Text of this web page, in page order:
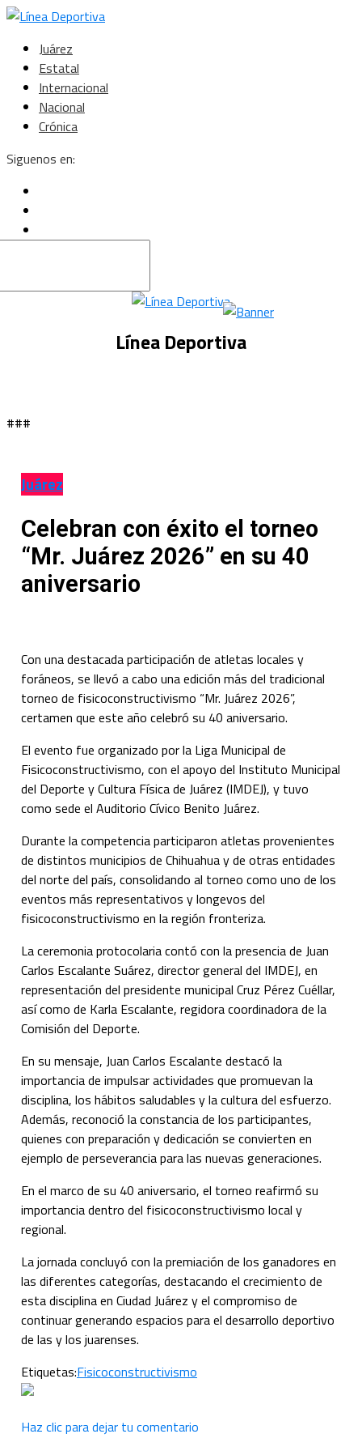
Juárez
Estatal
Internacional
Nacional
Crónica
Siguenos en:
Línea Deportiva
###
Juárez
Celebran con éxito el torneo
“Mr. Juárez 2026” en su 40
aniversario
Con una destacada participación de atletas locales y
foráneos, se llevó a cabo una edición más del tradicional
torneo de fisicoconstructivismo “Mr. Juárez 2026”,
certamen que este año celebró su 40 aniversario.
El evento fue organizado por la Liga Municipal de
Fisicoconstructivismo, con el apoyo del Instituto Municipal
del Deporte y Cultura Física de Juárez (IMDEJ), y tuvo
como sede el Auditorio Cívico Benito Juárez.
Durante la competencia participaron atletas provenientes
de distintos municipios de Chihuahua y de otras entidades
del norte del país, consolidando al torneo como uno de los
eventos más representativos y longevos del
fisicoconstructivismo en la región fronteriza.
La ceremonia protocolaria contó con la presencia de Juan
Carlos Escalante Suárez, director general del IMDEJ, en
representación del presidente municipal Cruz Pérez Cuéllar,
así como de Karla Escalante, regidora coordinadora de la
Comisión del Deporte.
En su mensaje, Juan Carlos Escalante destacó la
importancia de impulsar actividades que promuevan la
disciplina, los hábitos saludables y la cultura del esfuerzo.
Además, reconoció la constancia de los participantes,
quienes con preparación y dedicación se convierten en
ejemplo de perseverancia para las nuevas generaciones.
En el marco de su 40 aniversario, el torneo reafirmó su
importancia dentro del fisicoconstructivismo local y
regional.
La jornada concluyó con la premiación de los ganadores en
las diferentes categorías, destacando el crecimiento de
esta disciplina en Ciudad Juárez y el compromiso de
continuar generando espacios para el desarrollo deportivo
de las y los juarenses.
Etiquetas:Fisicoconstructivismo
Haz clic para dejar tu comentario